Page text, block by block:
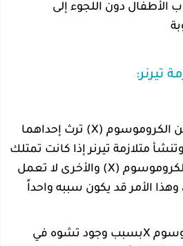
الأطفال دون اللجوء إلى
تيرنر:
تمتلك الإناث نسختين من الكروموسوم (X) ترث إحداهما
متلازمة تيرنر إذا كانت تمتلك
الأنثى نسخة واحدة من الكروموسوم (X) والأخرى لا تعمل
الأمر قد يكون سببه واحداً
الغياب الكامل لكروموسوم Xبسبب وجود تشوه في